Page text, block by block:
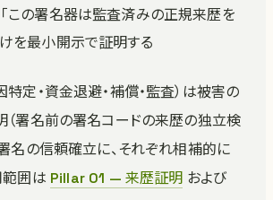
「この署名器は監査済みの正規来歴を
を最小開示で証明する
定・資金退避・補償・監査）は被害の
（署名前の署名コードの来歴の独立検
署名の信頼確立に、それぞれ相補的に
範囲は Pillar 01 — 来歴証明 および